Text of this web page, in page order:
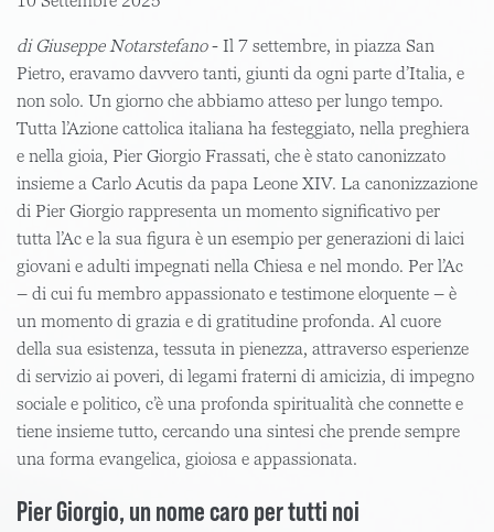
di Giuseppe Notarstefano- Il 7 settembre, in piazza San
Pietro, eravamo davvero tanti, giunti da ogni parte d’Italia, e
non solo. Un giorno che abbiamo atteso per lungo tempo.
Tutta l’Azione cattolica italiana ha festeggiato, nella preghiera
e nella gioia, Pier Giorgio Frassati, che è stato canonizzato
insieme a Carlo Acutis da papa Leone XIV. La canonizzazione
di Pier Giorgio rappresenta un momento significativo per
tutta l’Ac e la sua figura è un esempio per generazioni di laici
giovani e adulti impegnati nella Chiesa e nel mondo. Per l’Ac
– di cui fu membro appassionato e testimone eloquente – è
un momento di grazia e di gratitudine profonda. Al cuore
della sua esistenza, tessuta in pienezza, attraverso esperienze
di servizio ai poveri, di legami fraterni di amicizia, di impegno
sociale e politico, c’è una profonda spiritualità che connette e
tiene insieme tutto, cercando una sintesi che prende sempre
una forma evangelica, gioiosa e appassionata.
Pier Giorgio, un nome caro per tutti noi